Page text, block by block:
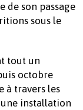
de son passage
sous le
tout un
octobre
à travers les
installation